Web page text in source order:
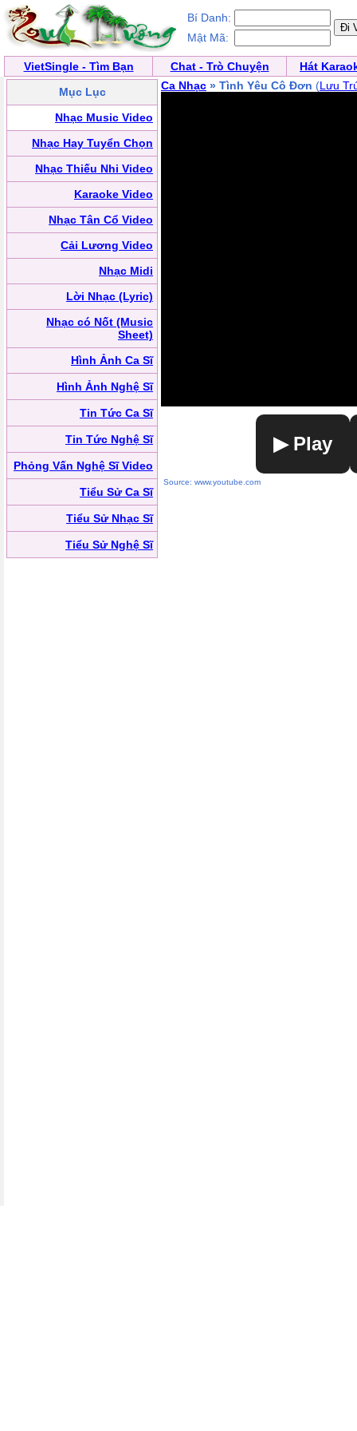
Bí Danh:
Mật Mã:
VietSingle - Tìm Bạn Chat - Trò Chuyện
Hát
Mục Lục
Nhạc Music Video
Nhạc Hay Tuyển Chọn
Nhạc Thiếu Nhi Video
Karaoke Video
Nhạc Tân Cổ Video
Cải Lương Video
Nhạc Midi
Lời Nhạc (Lyric)
Nhạc có Nốt (Music
Sheet)
Hình Ảnh Ca Sĩ
Hình Ảnh Nghệ Sĩ
Tin Tức Ca Sĩ
Tin Tức Nghệ Sĩ
Phỏng Vấn Nghệ Sĩ Video
Tiểu Sử Ca Sĩ
Tiểu Sử Nhạc Sĩ
Tiểu Sử Nghệ Sĩ
Ca Nhạc » Tình Yêu Cô Đơn (Lưu
▶ Play
Source: www.youtube.com